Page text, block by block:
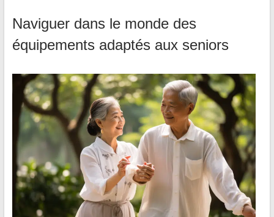
Naviguer dans le monde des
équipements adaptés aux seniors